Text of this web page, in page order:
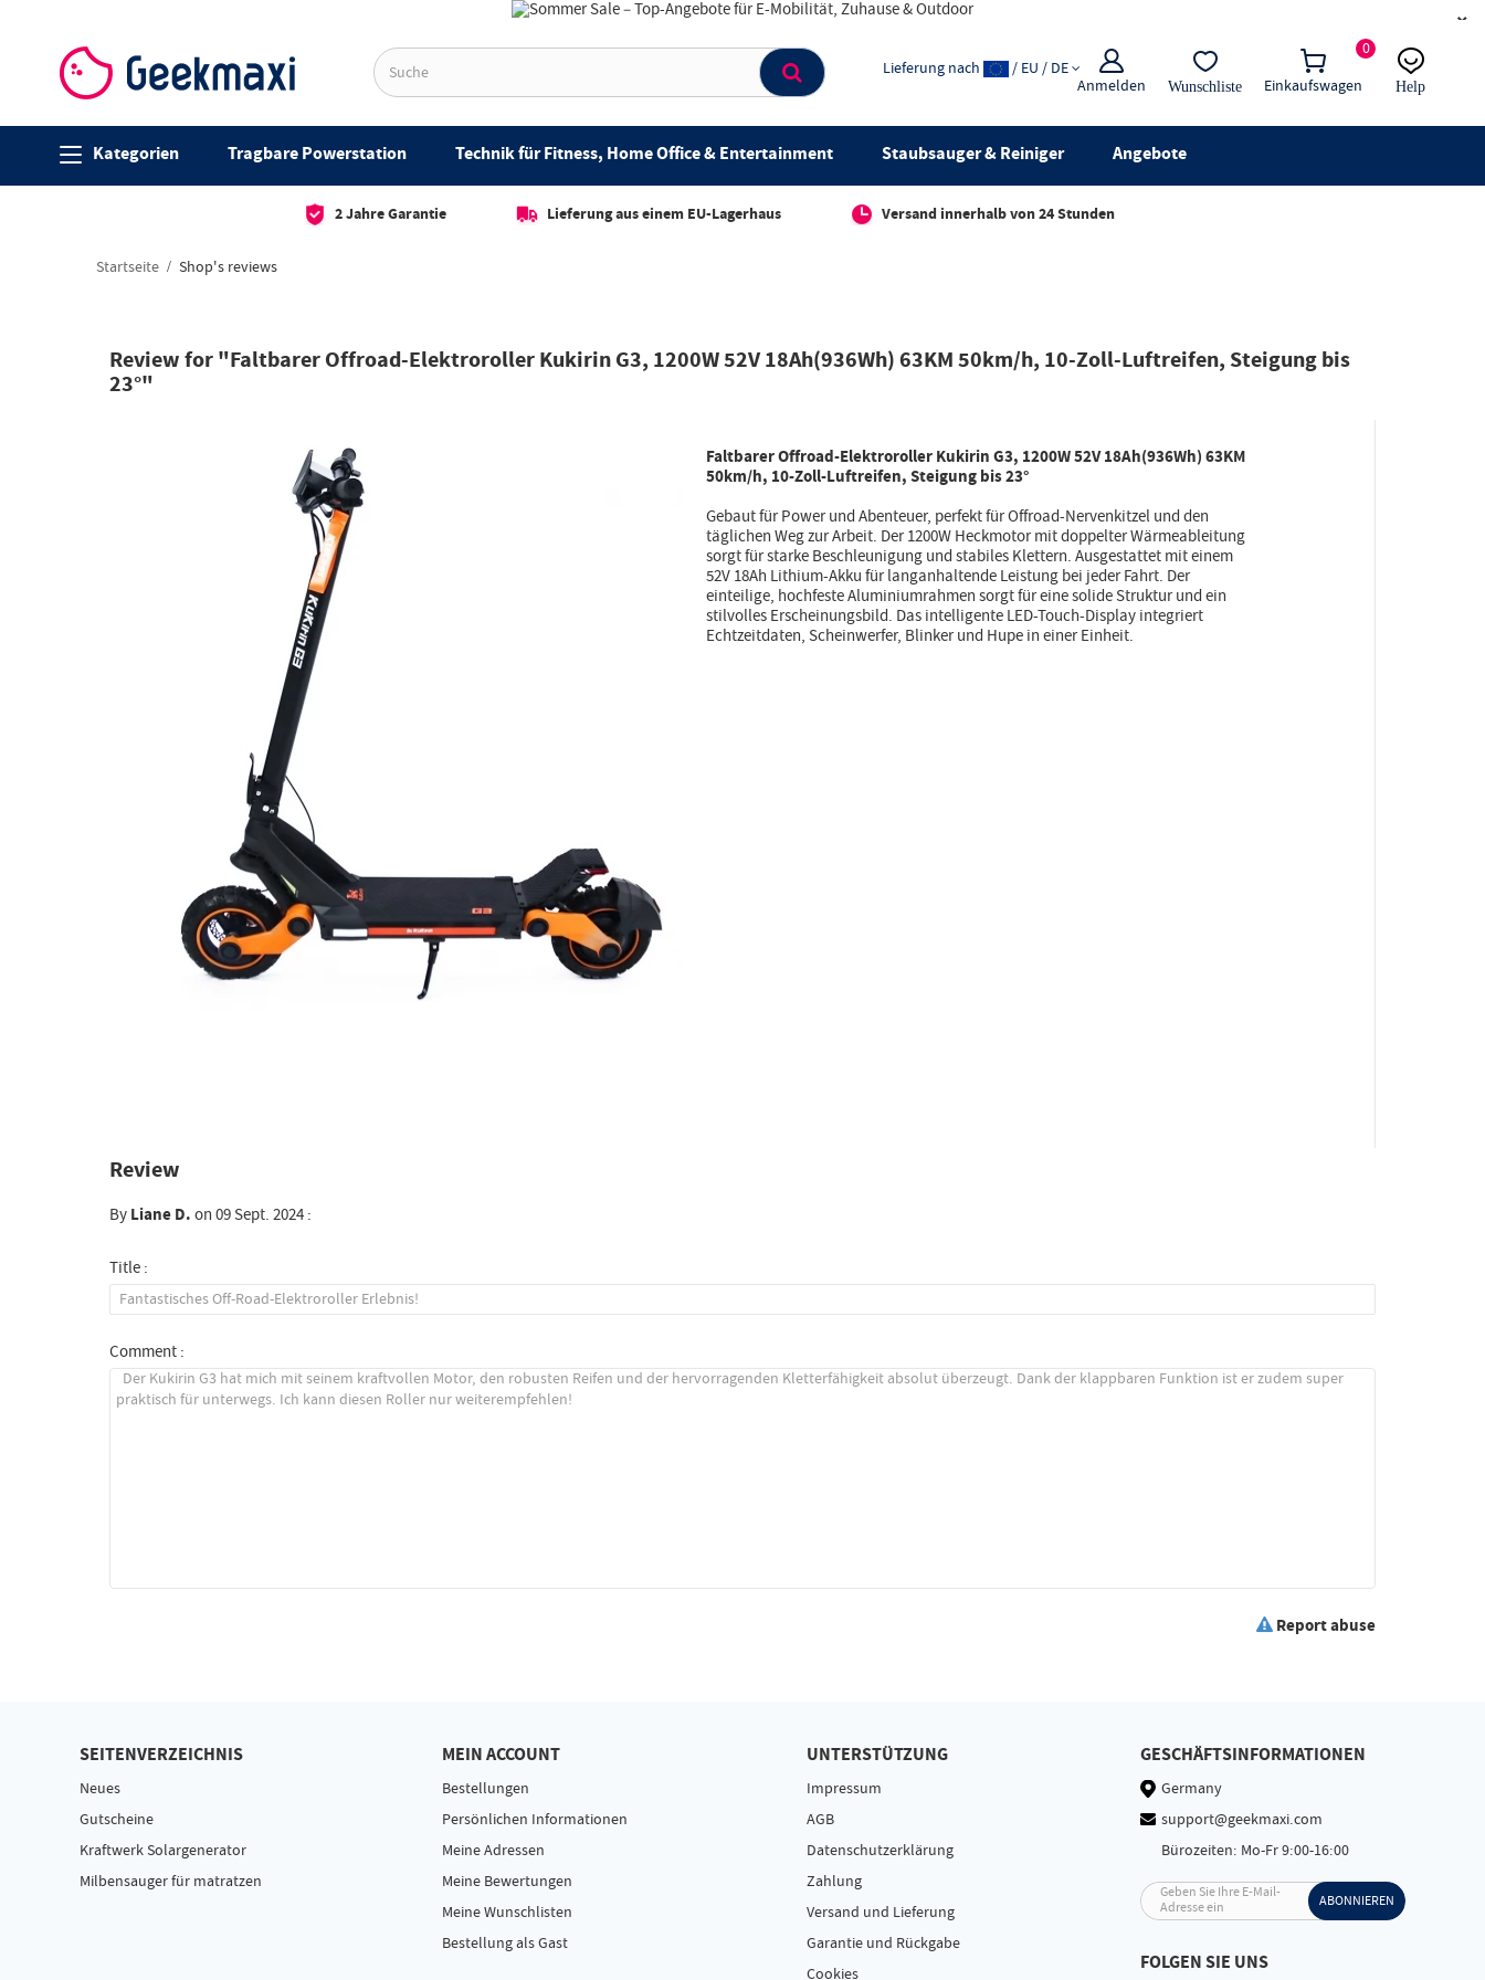
×
0
Einkaufswagen
Anmelden Wunschliste
Lieferung nach / EU / DE
Help
Kategorien Tragbare Powerstation Technik für Fitness, Home Office & Entertainment Staubsauger & Reiniger Angebote
2 Jahre Garantie Lieferung aus einem EU-Lagerhaus Versand innerhalb von 24 Stunden
Startseite Shop's reviews
Review for "Faltbarer Offroad-Elektroroller Kukirin G3, 1200W 52V 18Ah(936Wh) 63KM 50km/h, 10-Zoll-Luftreifen, Steigung bis
23°"
Faltbarer Offroad-Elektroroller Kukirin G3, 1200W 52V 18Ah(936Wh) 63KM
50km/h, 10-Zoll-Luftreifen, Steigung bis 23°
Gebaut für Power und Abenteuer, perfekt für Offroad-Nervenkitzel und den
täglichen Weg zur Arbeit. Der 1200W Heckmotor mit doppelter Wärmeableitung
sorgt für starke Beschleunigung und stabiles Klettern. Ausgestattet mit einem
52V 18Ah Lithium-Akku für langanhaltende Leistung bei jeder Fahrt. Der
einteilige, hochfeste Aluminiumrahmen sorgt für eine solide Struktur und ein
stilvolles Erscheinungsbild. Das intelligente LED-Touch-Display integriert
Echtzeitdaten, Scheinwerfer, Blinker und Hupe in einer Einheit.
Review
ByLiane D.on 09 Sept. 2024 :
Title :
Comment :
Report abuse
SEITENVERZEICHNIS
Neues
Gutscheine
Kraftwerk Solargenerator
Milbensauger für matratzen
MEIN ACCOUNT
Bestellungen
Persönlichen Informationen
Meine Adressen
Meine Bewertungen
Meine Wunschlisten
Bestellung als Gast
UNTERSTÜTZUNG
Impressum
AGB
Datenschutzerklärung
Zahlung
Versand und Lieferung
Garantie und Rückgabe
Cookies
GESCHÄFTSINFORMATIONEN
Germany
support@geekmaxi.com
Bürozeiten: Mo-Fr 9:00-16:00
Geben Sie Ihre E-Mail-
Adresse ein
ABONNIEREN
FOLGEN SIE UNS